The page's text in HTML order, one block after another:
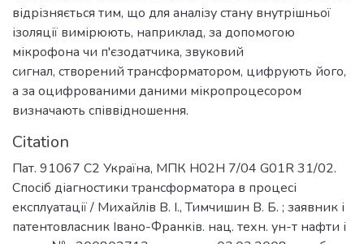
відрізняється тим, що для аналізу стану внутрішньої
ізоляції вимірюють, наприклад, за допомогою
мікрофона чи п'єзодатчика, звуковий
сигнал, створений трансформатором, цифрують його,
а за оцифрованими даними мікропроцесором
визначають співвідношення.
Citation
Пат. 91067 С2 Україна, МПК H02H 7/04 G01R 31/02.
Спосіб діагностики трансформатора в процесі
експлуатації / Михайлів В. І., Тимчишин В. Б. ; заявник і
патентовласник Івано-Франків. нац. техн. ун-т нафти і